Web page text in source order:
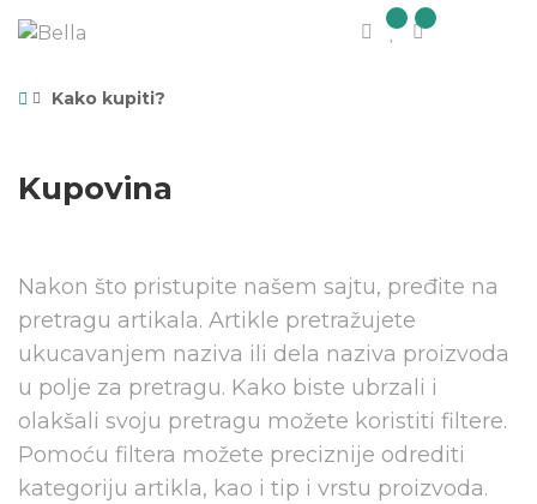
Kako kupiti?
Kupovina
Nakon što pristupite našem sajtu, pređite na
pretragu artikala. Artikle pretražujete
ukucavanjem naziva ili dela naziva proizvoda
u polje za pretragu. Kako biste ubrzali i
olakšali svoju pretragu možete koristiti filtere.
Pomoću filtera možete preciznije odrediti
kategoriju artikla, kao i tip i vrstu proizvoda.